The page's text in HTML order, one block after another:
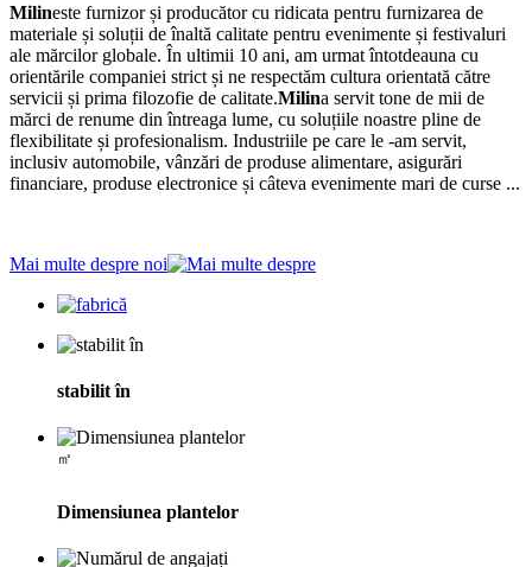
Milineste furnizor și producător cu ridicata pentru furnizarea de
materiale și soluții de înaltă calitate pentru evenimente și festivaluri
ale mărcilor globale. În ultimii 10 ani, am urmat întotdeauna cu
orientările companiei strict și ne respectăm cultura orientată către
servicii și prima filozofie de calitate.Milina servit tone de mii de
mărci de renume din întreaga lume, cu soluțiile noastre pline de
flexibilitate și profesionalism. Industriile pe care le -am servit,
inclusiv automobile, vânzări de produse alimentare, asigurări
financiare, produse electronice și câteva evenimente mari de curse ...
Mai multe despre noi
stabilit în
㎡
Dimensiunea plantelor